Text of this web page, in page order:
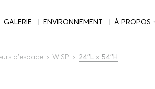
GALERIE ENVIRONNEMENT À PROPOS
d'espace WISP 24''L x 54''H